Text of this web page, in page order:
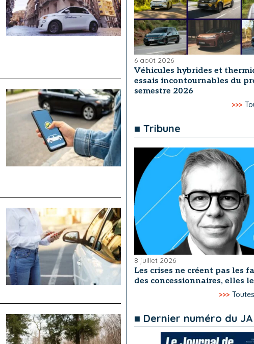
6 août 2026
Véhicules hybrides et
essais incontournables du
semestre 2026
>>>
■ Tribune
8 juillet 2026
Les crises ne créent pas les
des concessionnaires, elles
>>>
■ Dernier numéro du JA